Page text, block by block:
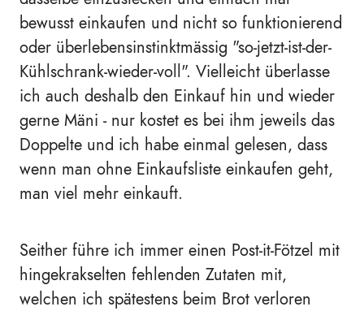
bewusst einkaufen und nicht so funktionierend
oder überlebensinstinktmässig "so-jetzt-ist-der-
Kühlschrank-wieder-voll". Vielleicht überlasse
ich auch deshalb den Einkauf hin und wieder
gerne Mäni - nur kostet es bei ihm jeweils das
Doppelte und ich habe einmal gelesen, dass
wenn man ohne Einkaufsliste einkaufen geht,
man viel mehr einkauft.
Seither führe ich immer einen Post-it-Fötzel mit
hingekrakselten fehlenden Zutaten mit,
welchen ich spätestens beim Brot verloren